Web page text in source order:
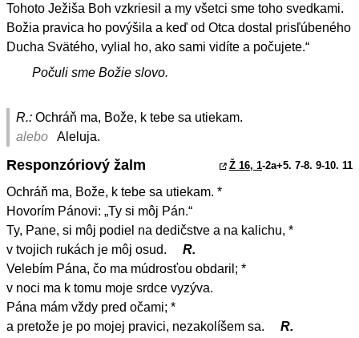
Tohoto Ježiša Boh vzkriesil a my všetci sme toho svedkami.
Božia pravica ho povýšila a keď od Otca dostal prisľúbeného
Ducha Svätého, vylial ho, ako sami vidíte a počujete.“
Počuli sme Božie slovo.
R.: Ochráň ma, Bože, k tebe sa utiekam.
alebo
Aleluja.
Responzóriový žalm Ž 16, 1-2a+5. 7-8. 9-10. 11
Ochráň ma, Bože, k tebe sa utiekam. *
Hovorím Pánovi: „Ty si môj Pán.“
Ty, Pane, si môj podiel na dedičstve a na kalichu, *
v tvojich rukách je môj osud.
R.
Velebím Pána, čo ma múdrosťou obdaril; *
v noci ma k tomu moje srdce vyzýva.
Pána mám vždy pred očami; *
a pretože je po mojej pravici, nezakolíšem sa.
R.